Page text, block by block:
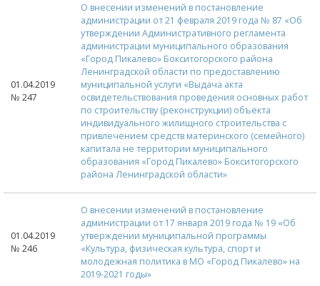
01.04.2019
№ 247
О внесении изменений в постановление
администрации от 21 февраля 2019 года № 87 «Об
утверждении Административного регламента
администрации муниципального образования
«Город Пикалево» Бокситогорского района
Ленинградской области по предоставлению
муниципальной услуги «Выдача акта
освидетельствования проведения основных работ
по строительству (реконструкции) объекта
индивидуального жилищного строительства с
привлечением средств материнского (семейного)
капитала не территории муниципального
образования «Город Пикалево» Бокситогорского
района Ленинградской области»
01.04.2019
№ 246
О внесении изменений в постановление
администрации от 17 января 2019 года № 19 «Об
утверждении муниципальной программы
«Культура, физическая культура, спорт и
молодежная политика в МО «Город Пикалево» на
2019-2021 годы»